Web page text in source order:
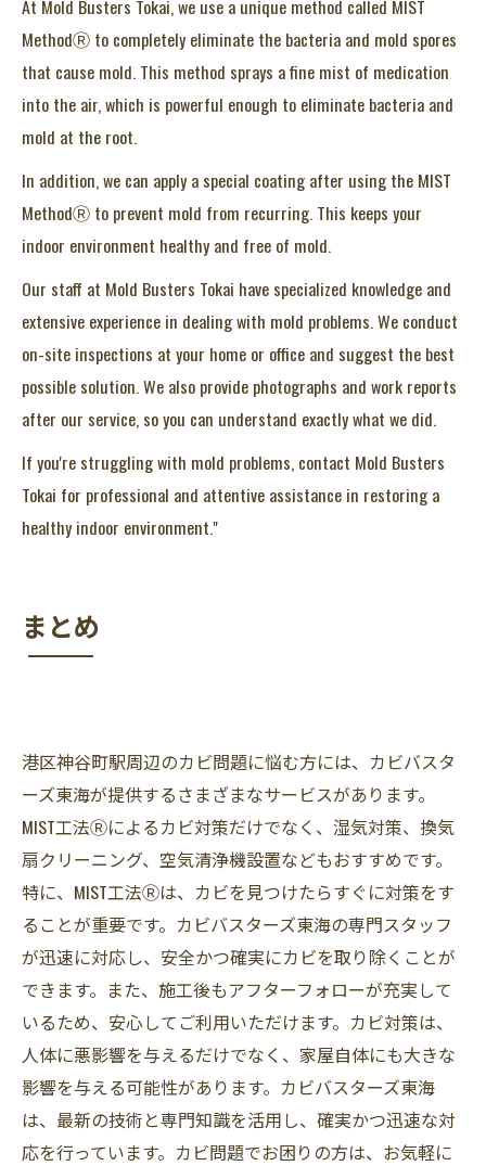
At Mold Busters Tokai, we use a unique method called MIST
MethodⓇ to completely eliminate the bacteria and mold spores
that cause mold. This method sprays a fine mist of medication
into the air, which is powerful enough to eliminate bacteria and
mold at the root.
In addition, we can apply a special coating after using the MIST
MethodⓇ to prevent mold from recurring. This keeps your
indoor environment healthy and free of mold.
Our staff at Mold Busters Tokai have specialized knowledge and
extensive experience in dealing with mold problems. We conduct
on-site inspections at your home or office and suggest the best
possible solution. We also provide photographs and work reports
after our service, so you can understand exactly what we did.
If you're struggling with mold problems, contact Mold Busters
Tokai for professional and attentive assistance in restoring a
healthy indoor environment."
まとめ
港区神谷町駅周辺のカビ問題に悩む方には、カビバスタ
ーズ東海が提供するさまざまなサービスがあります。
MIST工法Ⓡによるカビ対策だけでなく、湿気対策、換気
扇クリーニング、空気清浄機設置などもおすすめです。
特に、MIST工法Ⓡは、カビを見つけたらすぐに対策をす
ることが重要です。カビバスターズ東海の専門スタッフ
が迅速に対応し、安全かつ確実にカビを取り除くことが
できます。また、施工後もアフターフォローが充実して
いるため、安心してご利用いただけます。カビ対策は、
人体に悪影響を与えるだけでなく、家屋自体にも大きな
影響を与える可能性があります。カビバスターズ東海
は、最新の技術と専門知識を活用し、確実かつ迅速な対
応を行っています。カビ問題でお困りの方は、お気軽に